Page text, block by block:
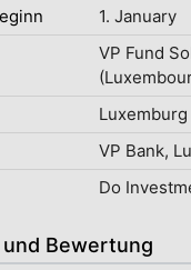
1. January
VP Fund
Luxemburg
VP Bank,
Do
Bewertung